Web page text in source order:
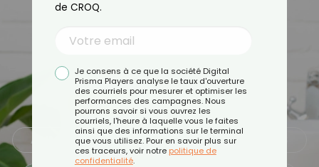
Beauté
TOUS ACTUALITÉS
ALIMENTATION ASTUCES CULINAIRES
de CROQ.
Je consens à ce que la société Digital
Prisma Players analyse le taux d'ouverture
des courriels pour mesurer et optimiser les
performances des campagnes. Nous
pourrons savoir si vous ouvrez les
courriels, l'heure à laquelle vous le faites
ainsi que des informations sur le terminal
que vous utilisez. Pour en savoir plus sur
ces traceurs, voir notre politique de
confidentialité.